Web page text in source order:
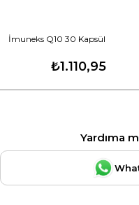
İmuneks Q10 30 Kapsül
₺1.110,95
Yardıma